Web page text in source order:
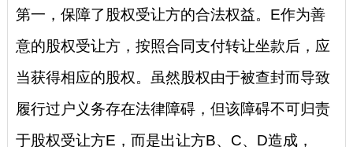
第一，保障了股权受让方的合法权益。E作为善
意的股权受让方，按照合同支付转让坐款后，应
当获得相应的股权。虽然股权由于被查封而导致
履行过户义务存在法律障碍，但该障碍不可归责
于股权受让方E，而是出让方B、C、D造成，